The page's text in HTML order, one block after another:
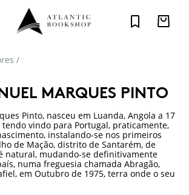
/
MARQUES PINTO
Pinto, nasceu em Luanda, Angola a 17
tendo vindo para Portugal, praticamente,
instalando-se nos primeiros
de Mação, distrito de Santarém, de
natural, mudando-se definitivamente
numa freguesia chamada Abragão,
em Outubro de 1975, terra onde o seu